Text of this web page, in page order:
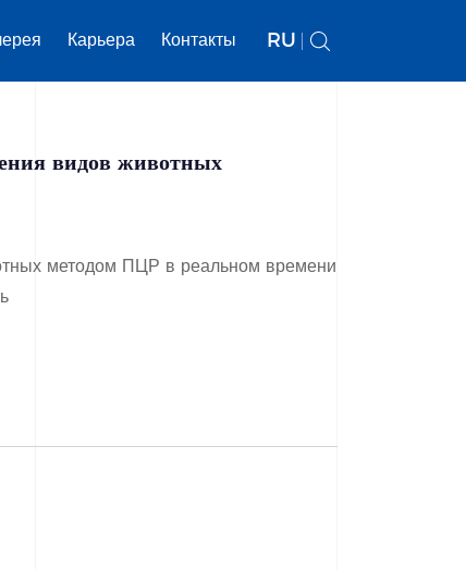
Карьера Контакты RU
видов животных
методом ПЦР в реальном времени